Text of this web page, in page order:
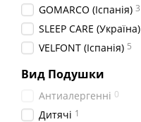
GOMARCO (Іспанія) 3
SLEEP CARE (Україна)
VELFONT (Іспанія) 5
Вид Подушки
Антиалергенні 0
Дитячі 1